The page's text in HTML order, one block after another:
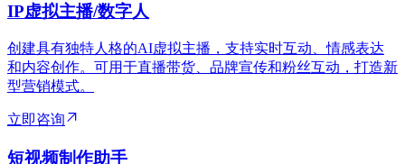
IP虚拟主播/数字人
创建具有独特人格的AI虚拟主播，支持实时互动、情感表达
和内容创作。可用于直播带货、品牌宣传和粉丝互动，打造新
型营销模式。
立即咨询
短视频制作助手